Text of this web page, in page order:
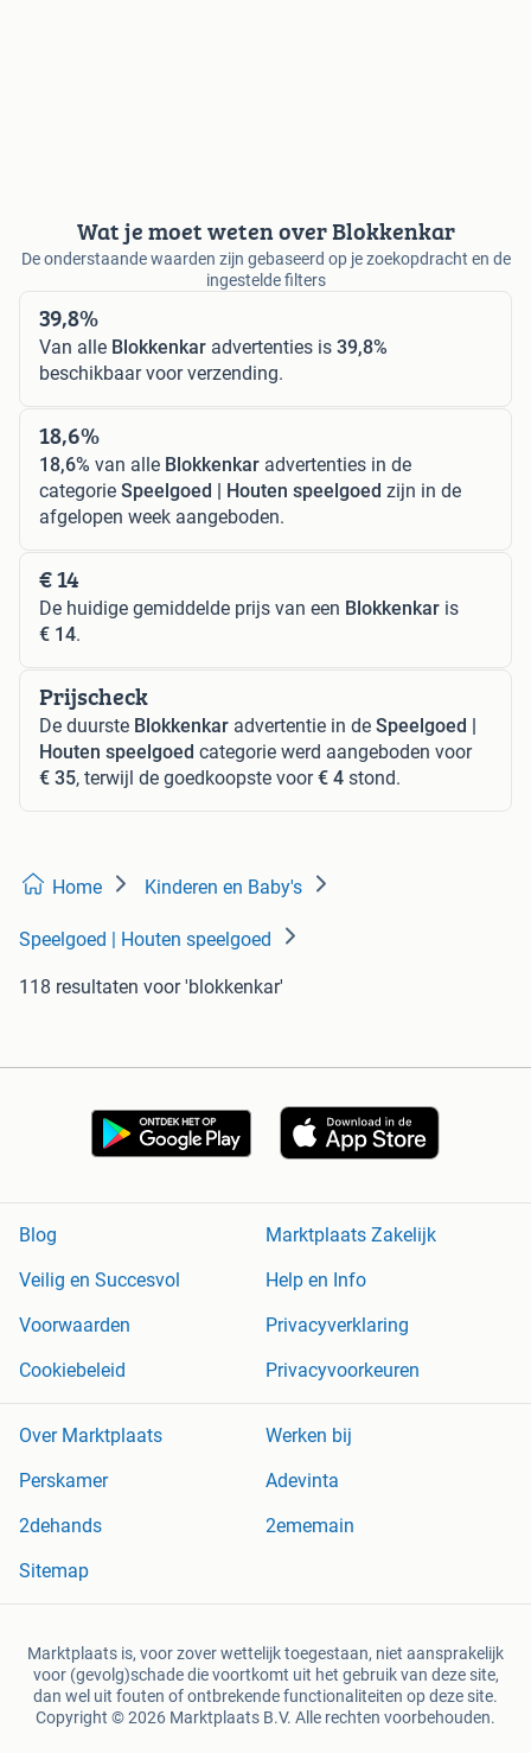
Wat je moet weten over Blokkenkar
De onderstaande waarden zijn gebaseerd op je zoekopdracht en de
ingestelde filters
39,8%
Van alle Blokkenkar advertenties is 39,8%
beschikbaar voor verzending.
18,6%
18,6% van alle Blokkenkar advertenties in de
categorie Speelgoed | Houten speelgoed zijn in de
afgelopen week aangeboden.
€ 14
De huidige gemiddelde prijs van een Blokkenkar is
€ 14.
Prijscheck
De duurste Blokkenkar advertentie in de Speelgoed |
Houten speelgoed categorie werd aangeboden voor
€ 35, terwijl de goedkoopste voor€ 4 stond.
Home Kinderen en Baby's
Speelgoed | Houten speelgoed
118 resultaten voor 'blokkenkar'
Blog
Marktplaats Zakelijk
Veilig en Succesvol
Help en Info
Voorwaarden
Privacyverklaring
Cookiebeleid
Privacyvoorkeuren
Over Marktplaats
Werken bij
Perskamer
Adevinta
2dehands
2ememain
Sitemap
Marktplaats is, voor zover wettelijk toegestaan, niet aansprakelijk
voor (gevolg)schade die voortkomt uit het gebruik van deze site,
dan wel uit fouten of ontbrekende functionaliteiten op deze site.
Copyright © 2026 Marktplaats B.V. Alle rechten voorbehouden.